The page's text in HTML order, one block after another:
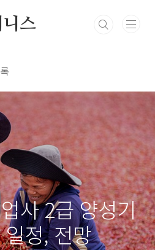
스
사 2급 양성기
정, 전망